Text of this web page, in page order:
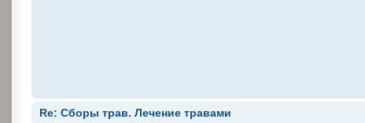
Re: Сборы трав. Лечение травами